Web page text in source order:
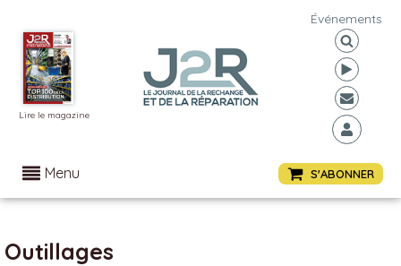
Lire le magazine
Événements
Menu S'ABONNER
Outillages